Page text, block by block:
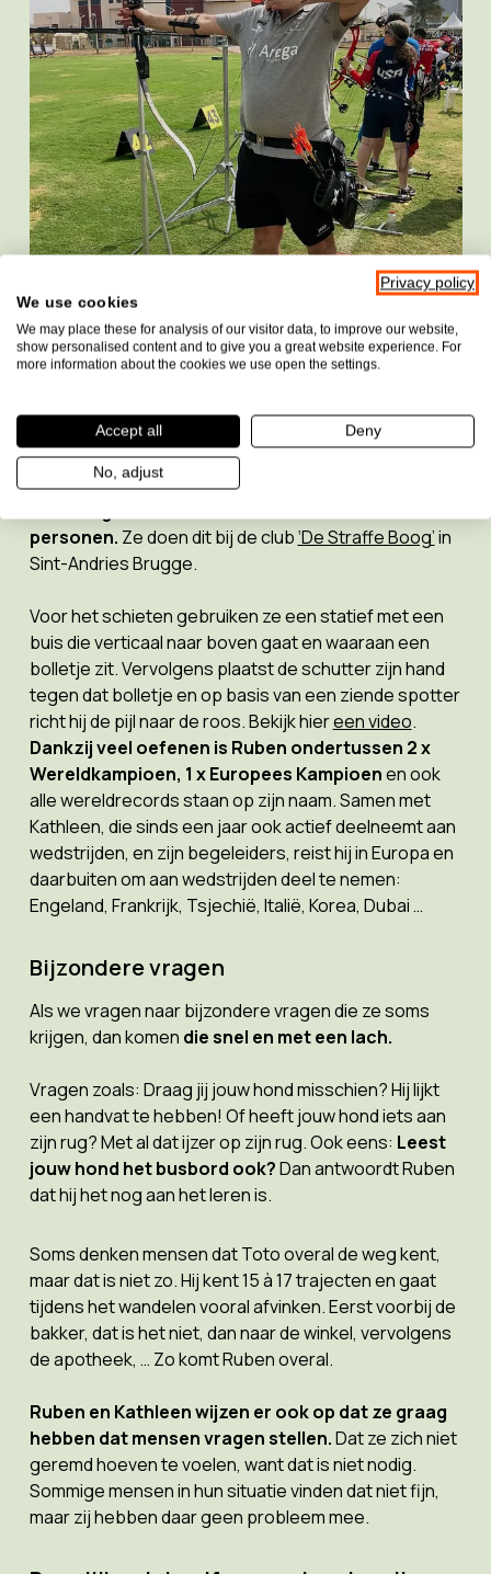
Wereldkampioen boogschieten
Ja, je leest het goed. Ruben en Kathleen
personen. Ze doen dit bij de club‘De Straffe Boog’in
Sint-Andries Brugge.
Voor het schieten gebruiken ze een statief met een
buis die verticaal naar boven gaat en waaraan een
bolletje zit. Vervolgens plaatst de schutter zijn hand
tegen dat bolletje en op basis van een ziende spotter
richt hij de pijl naar de roos. Bekijk hiereen video.
Dankzij veel oefenen is Ruben ondertussen 2 x
Wereldkampioen, 1 x Europees Kampioenen ook
alle wereldrecords staan op zijn naam. Samen met
Kathleen, die sinds een jaar ook actief deelneemt aan
wedstrijden, en zijn begeleiders, reist hij in Europa en
daarbuiten om aan wedstrijden deel te nemen:
Engeland, Frankrijk, Tsjechië, Italië, Korea, Dubai …
Bijzondere vragen
Als we vragen naar bijzondere vragen die ze soms
krijgen, dan komen die snel en met een lach.
Vragen zoals: Draag jij jouw hond misschien? Hij lijkt
een handvat te hebben! Of heeft jouw hond iets aan
zijn rug? Met al dat ijzer op zijn rug. Ook eens: Leest
jouw hond het busbord ook?Dan antwoordt Ruben
dat hij het nog aan het leren is.
Soms denken mensen dat Toto overal de weg kent,
maar dat is niet zo. Hij kent 15 à 17 trajecten en gaat
tijdens het wandelen vooral afvinken. Eerst voorbij de
bakker, dat is het niet, dan naar de winkel, vervolgens
de apotheek, … Zo komt Ruben overal.
Ruben en Kathleenwijzen er ook op dat ze graag
hebben dat mensen vragen stellen.Dat ze zich niet
geremd hoeven te voelen, want dat is niet nodig.
Sommige mensen in hun situatie vinden dat niet fijn,
maar zij hebben daar geen probleem mee.
Privacy policy
We use cookies
We may place these for analysis of our visitor data, to improve our website,
show personalised content and to give you a great website experience. For
more information about the cookies we use open the settings.
Accept all Deny
No, adjust